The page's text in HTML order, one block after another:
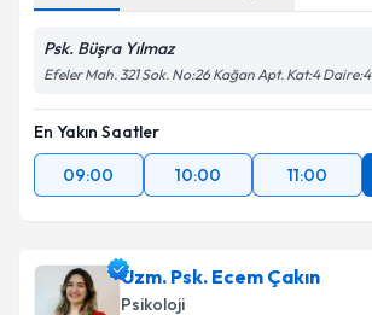
Psk. Büşra Yılmaz
Efeler Mah. 321 Sok. No:26 Kağan Apt. Kat:4 Daire:4
En Yakın Saatler
09:00
10:00 11:00
Uzm. Psk. Ecem Çakın
Psikoloji